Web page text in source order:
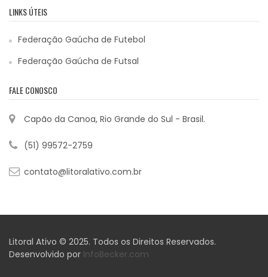
LINKS ÚTEIS
Federação Gaúcha de Futebol
Federação Gaúcha de Futsal
FALE CONOSCO
Capão da Canoa, Rio Grande do Sul - Brasil.
(51) 99572-2759
contato@litoralativo.com.br
Litoral Ativo © 2025. Todos os Direitos Reservados.
Desenvolvido por InfoBecker.com